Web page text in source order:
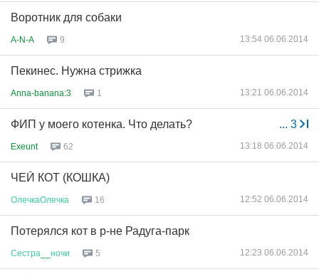
Воротник для собаки
A-N-A 9 13:54 06.06.2014
Пекинес. Нужна стрижка
Anna-banana:3 1 13:21 06.06.2014
... 3
ФИП у моего котенка. Что делать?
Exeunt 62 13:18 06.06.2014
ЧЕЙ КОТ (КОШКА)
ОлечкаОлечка 16 12:52 06.06.2014
Потерялся кот в р-не Радуга-парк
Сестра ночи 5 12:23 06.06.2014